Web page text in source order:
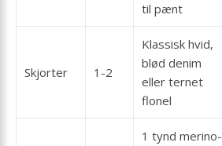
til pænt
Skjorter 1-2
Klassisk hvid,
blød denim
eller ternet
flonel
1 tynd merino-